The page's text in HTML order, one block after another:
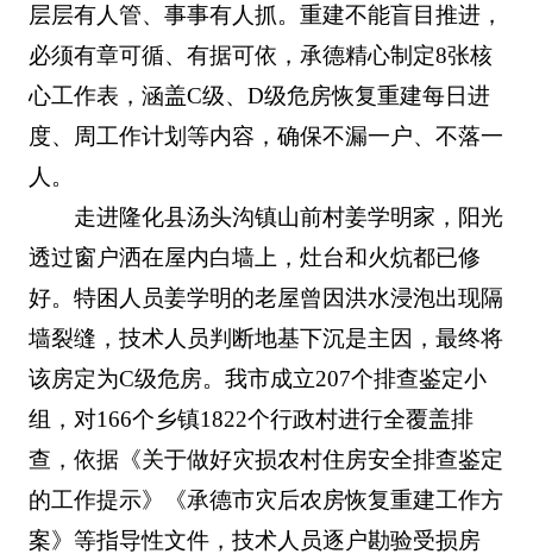
层层有人管、事事有人抓。重建不能盲目推进，
必须有章可循、有据可依，承德精心制定8张核
心工作表，涵盖C级、D级危房恢复重建每日进
度、周工作计划等内容，确保不漏一户、不落一
人。
走进隆化县汤头沟镇山前村姜学明家，阳光
透过窗户洒在屋内白墙上，灶台和火炕都已修
好。特困人员姜学明的老屋曾因洪水浸泡出现隔
墙裂缝，技术人员判断地基下沉是主因，最终将
该房定为C级危房。我市成立207个排查鉴定小
组，对166个乡镇1822个行政村进行全覆盖排
查，依据《关于做好灾损农村住房安全排查鉴定
的工作提示》《承德市灾后农房恢复重建工作方
案》等指导性文件，技术人员逐户勘验受损房